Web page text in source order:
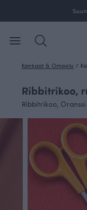
Kankaat & Ompelu /
Ribbitrikoo,
Ribbitrikoo, Oranssi